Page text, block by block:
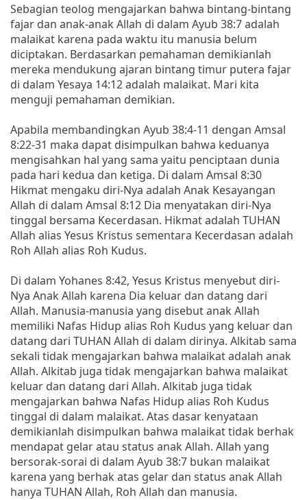
Sebagian teolog mengajarkan bahwa bintang-bintang
fajar dan anak-anak Allah di dalam Ayub 38:7 adalah
malaikat karena pada waktu itu manusia belum
diciptakan. Berdasarkan pemahaman demikianlah
mereka mendukung ajaran bintang timur putera fajar
di dalam Yesaya 14:12 adalah malaikat. Mari kita
menguji pemahaman demikian.
Apabila membandingkan Ayub 38:4-11 dengan Amsal
8:22-31 maka dapat disimpulkan bahwa keduanya
mengisahkan hal yang sama yaitu penciptaan dunia
pada hari kedua dan ketiga. Di dalam Amsal 8:30
Hikmat mengaku diri-Nya adalah Anak Kesayangan
Allah di dalam Amsal 8:12 Dia menyatakan diri-Nya
tinggal bersama Kecerdasan. Hikmat adalah TUHAN
Allah alias Yesus Kristus sementara Kecerdasan adalah
Roh Allah alias Roh Kudus.
Di dalam Yohanes 8:42, Yesus Kristus menyebut diri-
Nya Anak Allah karena Dia keluar dan datang dari
Allah. Manusia-manusia yang disebut anak Allah
memiliki Nafas Hidup alias Roh Kudus yang keluar dan
datang dari TUHAN Allah di dalam dirinya. Alkitab sama
sekali tidak mengajarkan bahwa malaikat adalah anak
Allah. Alkitab juga tidak mengajarkan bahwa malaikat
keluar dan datang dari Allah. Alkitab juga tidak
mengajarkan bahwa Nafas Hidup alias Roh Kudus
tinggal di dalam malaikat. Atas dasar kenyataan
demikianlah disimpulkan bahwa malaikat tidak berhak
mendapat gelar atau status anak Allah. Allah yang
bersorak-sorai di dalam Ayub 38:7 bukan malaikat
karena yang berhak atas gelar dan status anak Allah
hanya TUHAN Allah, Roh Allah dan manusia.